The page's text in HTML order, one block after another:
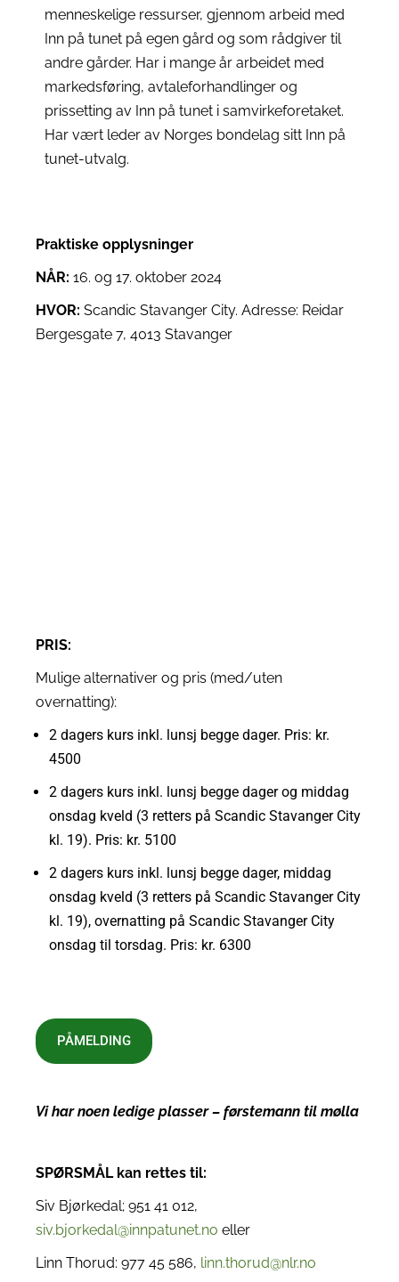
menneskelige ressurser, gjennom arbeid med
Inn på tunet på egen gård og som rådgiver til
andre gårder. Har i mange år arbeidet med
markedsføring, avtaleforhandlinger og
prissetting av Inn på tunet i samvirkeforetaket.
Har vært leder av Norges bondelag sitt Inn på
tunet-utvalg.
Praktiske opplysninger
NÅR: 16. og 17. oktober 2024
HVOR: Scandic Stavanger City. Adresse: Reidar
Bergesgate 7, 4013 Stavanger
PRIS:
Mulige alternativer og pris (med/uten
overnatting):
2 dagers kurs inkl. lunsj begge dager. Pris: kr.
4500
2 dagers kurs inkl. lunsj begge dager og middag
onsdag kveld (3 retters på Scandic Stavanger City
kl. 19). Pris: kr. 5100
2 dagers kurs inkl. lunsj begge dager, middag
onsdag kveld (3 retters på Scandic Stavanger City
kl. 19), overnatting på Scandic Stavanger City
onsdag til torsdag. Pris: kr. 6300
PÅMELDING
Vi har noen ledige plasser – førstemann til mølla
SPØRSMÅL kan rettes til:
Siv Bjørkedal; 951 41 012,
siv.bjorkedal@innpatunet.no eller
Linn Thorud: 977 45 586, linn.thorud@nlr.no